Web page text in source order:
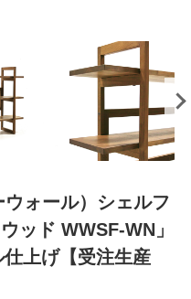
ォール）シェルフ
ッド WWSF-WN」
上げ【受注生産